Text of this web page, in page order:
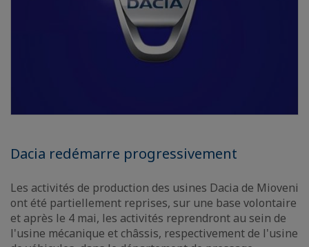
Dacia redémarre progressivement
Les activités de production des usines Dacia de Mioveni
ont été partiellement reprises, sur une base volontaire
et après le 4 mai, les activités reprendront au sein de
l'usine mécanique et châssis, respectivement de l'usine